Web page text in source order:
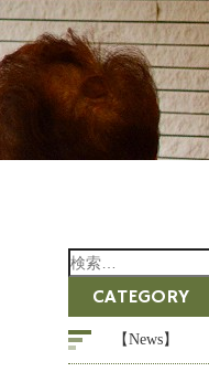
検
CATEGORY
【News】